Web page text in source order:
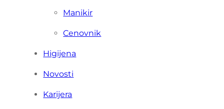
Manikir
Cenovnik
Higijena
Novosti
Karijera